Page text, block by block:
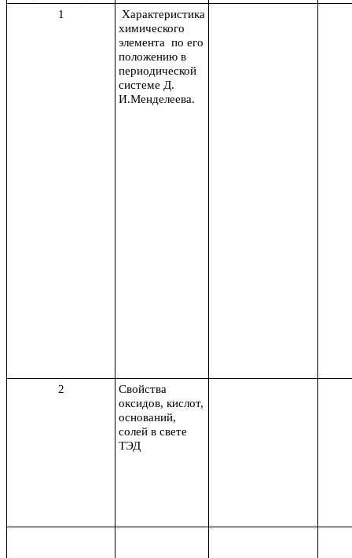
1
Характеристика
химического
элемента по его
положению в
периодической
системе Д.
И.Менделеева.
2
Свойства
оксидов, кислот,
оснований,
солей в свете
ТЭД